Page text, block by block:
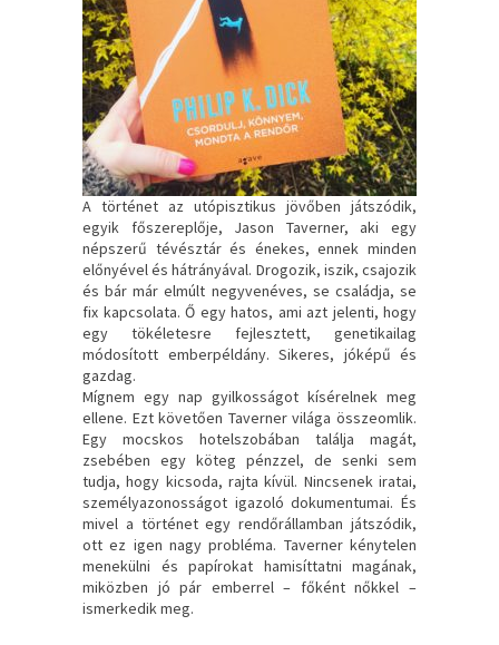
A történet az utópisztikus jövőben játszódik,
egyik főszereplője, Jason Taverner, aki egy
népszerű tévésztár és énekes, ennek minden
előnyével és hátrányával. Drogozik, iszik, csajozik
és bár már elmúlt negyvenéves, se családja, se
fix kapcsolata. Ő egy hatos, ami azt jelenti, hogy
egy tökéletesre fejlesztett, genetikailag
módosított emberpéldány. Sikeres, jóképű és
gazdag.
Mígnem egy nap gyilkosságot kísérelnek meg
ellene. Ezt követően Taverner világa összeomlik.
Egy mocskos hotelszobában találja magát,
zsebében egy köteg pénzzel, de senki sem
tudja, hogy kicsoda, rajta kívül. Nincsenek iratai,
személyazonosságot igazoló dokumentumai. És
mivel a történet egy rendőrállamban játszódik,
ott ez igen nagy probléma. Taverner kénytelen
menekülni és papírokat hamisíttatni magának,
miközben jó pár emberrel – főként nőkkel –
ismerkedik meg.